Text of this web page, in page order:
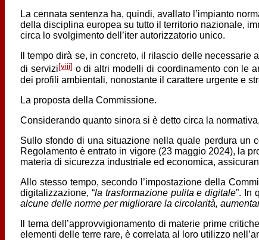
La cennata sentenza ha, quindi, avallato l’impianto
della disciplina europea su tutto il territorio nazionale,
circa lo svolgimento dell’iter autorizzatorio unico.
Il tempo dirà se, in concreto, il rilascio delle
di servizi[viii] o di altri modelli di coordinamento con le
dei profili ambientali, nonostante il carattere urgente e
La proposta della Commissione.
Considerando quanto sinora si è detto circa la
Sullo sfondo di una situazione nella quale perdura un
Regolamento è entrato in vigore (23 maggio 2024), la
materia di sicurezza industriale ed economica,
Allo stesso tempo, secondo l’impostazione della
digitalizzazione, “la trasformazione pulita e digitale”. In
alcune delle norme per migliorare la circolarità,
Il tema dell’approvvigionamento di materie prime
elementi delle terre rare, è correlata al loro utilizzo